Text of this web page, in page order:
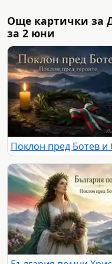
Още картички за
за 2 юни